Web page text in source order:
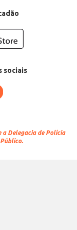
sociais
a Delegacia de Polícia